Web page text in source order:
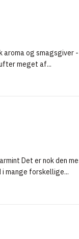
aroma og smagsgiver
meget af...
Det er nok den
mange forskellige...